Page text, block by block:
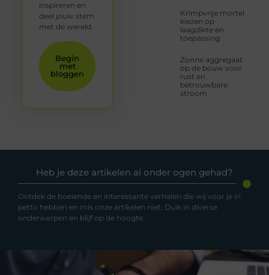
Krimpvrije mortel
kiezen op
laagdikte en
toepassing
Zonne aggregaat
op de bouw voor
rust en
betrouwbare
stroom
inspireren en
deel jouw stem
met de wereld.
Begin
met
bloggen
Heb je deze artikelen al onder ogen gehad?
Ontdek de boeiende en interessante verhalen die wij voor je in
petto hebben en mis onze artikelen niet. Duik in diverse
onderwerpen en blijf op de hoogte.